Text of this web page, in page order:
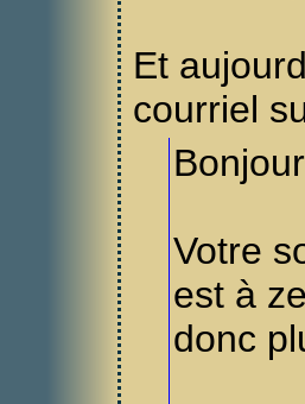
Et
courriel
Votre
est à
donc